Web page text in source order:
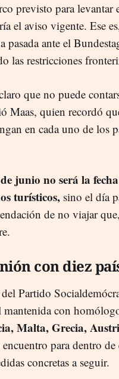
previsto para levantar
el aviso vigente. Ese
pasada ante el
las restricciones
que no puede
Maas, quien recordó
en cada uno de los
junio no será la
turísticos, sino el día
de no viajar
con diez
Partido
con
Malta, Grecia,
para dentro
concretas a seguir.